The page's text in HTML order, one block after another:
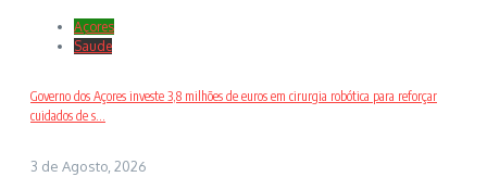
Açores
Saude
Governo dos Açores investe 3,8 milhões de euros em cirurgia robótica para reforçar
cuidados de s...
3 de Agosto, 2026